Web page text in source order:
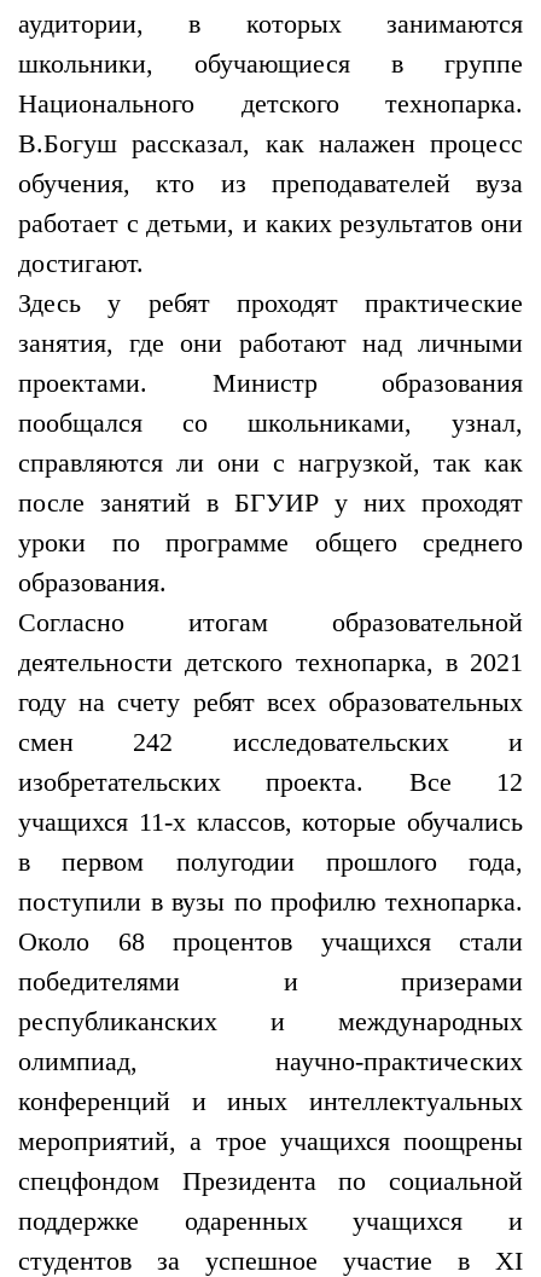
аудитории, в которых занимаются
школьники, обучающиеся в группе
Национального детского технопарка.
В.Богуш рассказал, как налажен процесс
обучения, кто из преподавателей вуза
работает с детьми, и каких результатов они
достигают.
Здесь у ребят проходят практические
занятия, где они работают над личными
проектами. Министр образования
пообщался со школьниками, узнал,
справляются ли они с нагрузкой, так как
после занятий в БГУИР у них проходят
уроки по программе общего среднего
образования.
Согласно итогам образовательной
деятельности детского технопарка, в 2021
году на счету ребят всех образовательных
смен 242 исследовательских и
изобретательских проекта. Все 12
учащихся 11-х классов, которые обучались
в первом полугодии прошлого года,
поступили в вузы по профилю технопарка.
Около 68 процентов учащихся стали
победителями и призерами
республиканских и международных
олимпиад, научно-практических
конференций и иных интеллектуальных
мероприятий, а трое учащихся поощрены
спецфондом Президента по социальной
поддержке одаренных учащихся и
студентов за успешное участие в XI